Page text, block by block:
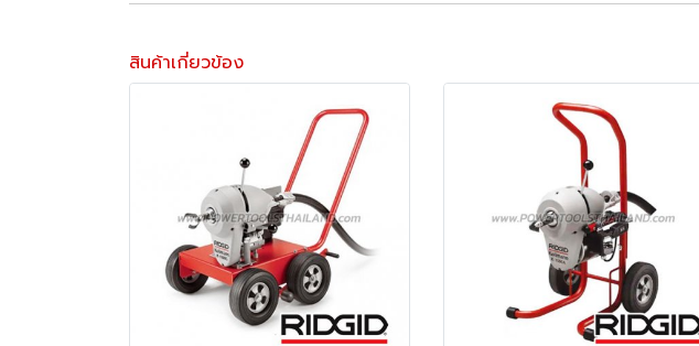
สินค้าเกี่ยวข้อง